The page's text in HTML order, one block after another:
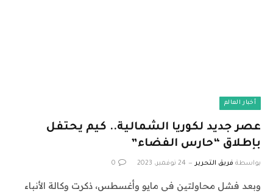
أخبار العالم
عصر جديد لكوريا الشمالية.. كيم يحتفل
بإطلاق “حارس الفضاء”
بواسطة فريق التحرير 24 نوفمبر، 2023 0
وبعد فشل محاولتين في مايو وأغسطس، ذكرت وكالة الأنباء